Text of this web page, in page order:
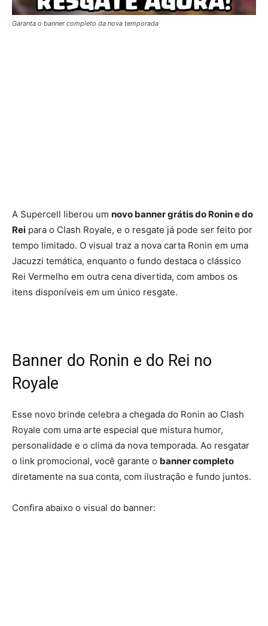
Garanta o banner completo da nova temporada
A Supercell liberou um novo banner grátis do Ronin e do
Rei para o Clash Royale, e o resgate já pode ser feito por
tempo limitado. O visual traz a nova carta Ronin em uma
Jacuzzi temática, enquanto o fundo destaca o clássico
Rei Vermelho em outra cena divertida, com ambos os
itens disponíveis em um único resgate.
Banner do Ronin e do Rei no
Royale
Esse novo brinde celebra a chegada do Ronin ao Clash
Royale com uma arte especial que mistura humor,
personalidade e o clima da nova temporada. Ao resgatar
o link promocional, você garante o banner completo
diretamente na sua conta, com ilustração e fundo juntos.
Confira abaixo o visual do banner: